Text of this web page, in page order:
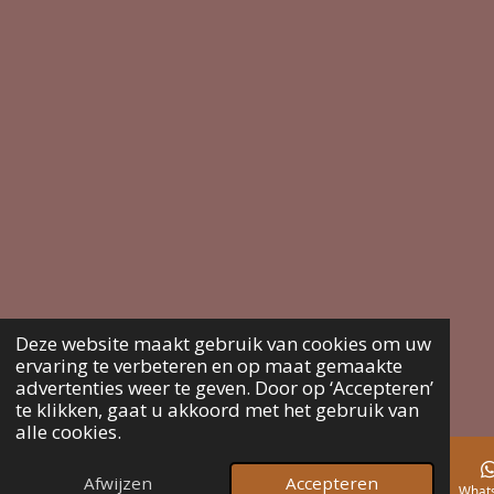
Deze website maakt gebruik van cookies om uw
ervaring te verbeteren en op maat gemaakte
advertenties weer te geven. Door op ‘Accepteren’
te klikken, gaat u akkoord met het gebruik van
alle cookies.
Afwijzen Accepteren